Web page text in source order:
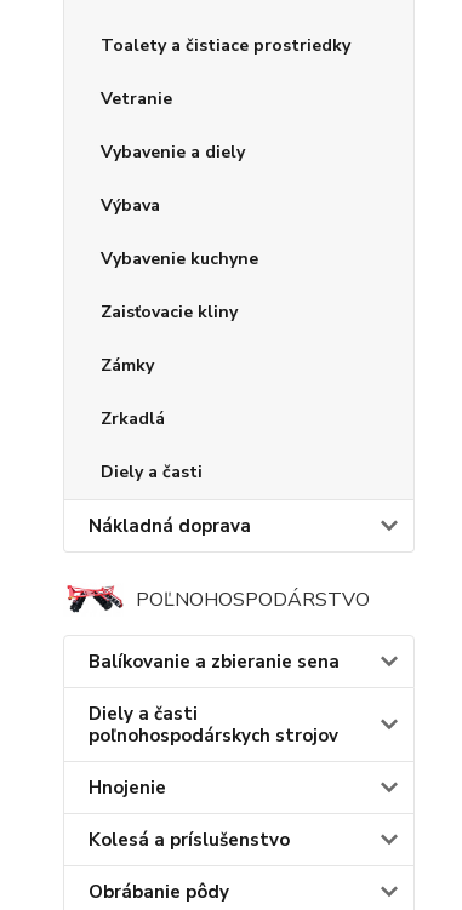
Toalety a čistiace prostriedky
Vetranie
Vybavenie a diely
Výbava
Vybavenie kuchyne
Zaisťovacie kliny
Zámky
Zrkadlá
Diely a časti
Nákladná doprava
POĽNOHOSPODÁRSTVO
Balíkovanie a zbieranie sena
Diely a časti
poľnohospodárskych strojov
Hnojenie
Kolesá a príslušenstvo
Obrábanie pôdy